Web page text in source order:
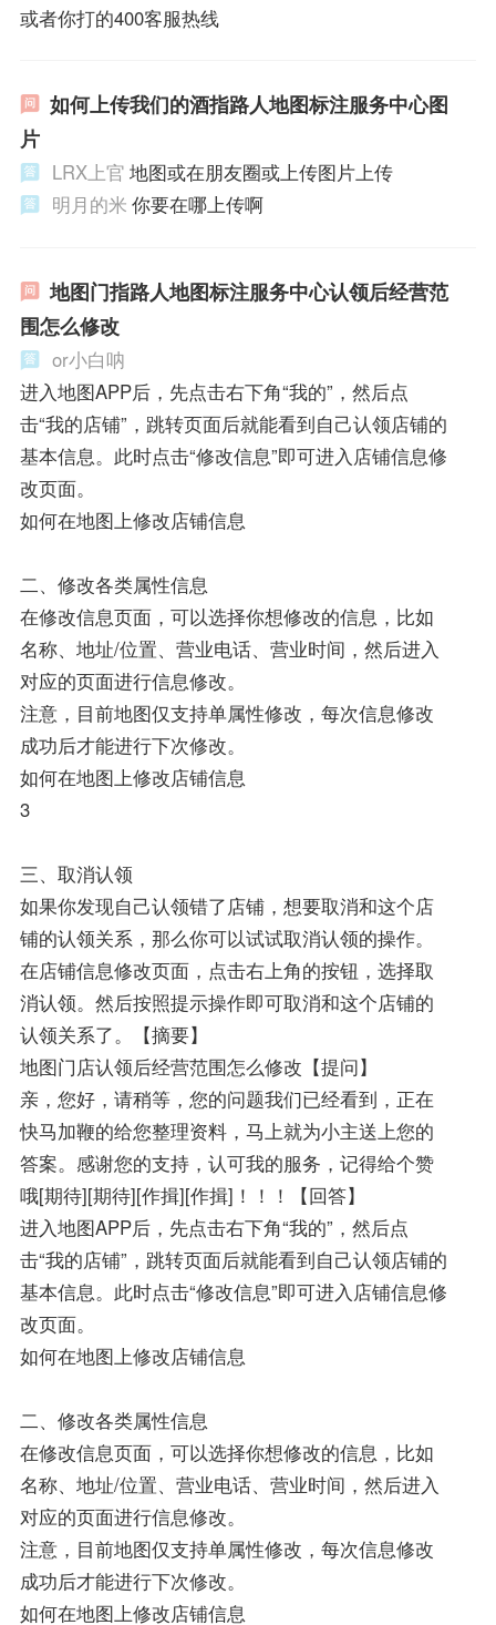
或者你打的400客服热线
如何上传我们的酒指路人地图标注服务中心图
片
LRX上官 地图或在朋友圈或上传图片上传
明月的米 你要在哪上传啊
地图门指路人地图标注服务中心认领后经营范
围怎么修改
or小白呐
进入地图APP后，先点击右下角“我的”，然后点
击“我的店铺”，跳转页面后就能看到自己认领店铺的
基本信息。此时点击“修改信息”即可进入店铺信息修
改页面。
如何在地图上修改店铺信息
二、修改各类属性信息
在修改信息页面，可以选择你想修改的信息，比如
名称、地址/位置、营业电话、营业时间，然后进入
对应的页面进行信息修改。
注意，目前地图仅支持单属性修改，每次信息修改
成功后才能进行下次修改。
如何在地图上修改店铺信息
3
三、取消认领
如果你发现自己认领错了店铺，想要取消和这个店
铺的认领关系，那么你可以试试取消认领的操作。
在店铺信息修改页面，点击右上角的按钮，选择取
消认领。然后按照提示操作即可取消和这个店铺的
认领关系了。【摘要】
地图门店认领后经营范围怎么修改【提问】
亲，您好，请稍等，您的问题我们已经看到，正在
快马加鞭的给您整理资料，马上就为小主送上您的
答案。感谢您的支持，认可我的服务，记得给个赞
哦[期待][期待][作揖][作揖]！！！【回答】
进入地图APP后，先点击右下角“我的”，然后点
击“我的店铺”，跳转页面后就能看到自己认领店铺的
基本信息。此时点击“修改信息”即可进入店铺信息修
改页面。
如何在地图上修改店铺信息
二、修改各类属性信息
在修改信息页面，可以选择你想修改的信息，比如
名称、地址/位置、营业电话、营业时间，然后进入
对应的页面进行信息修改。
注意，目前地图仅支持单属性修改，每次信息修改
成功后才能进行下次修改。
如何在地图上修改店铺信息